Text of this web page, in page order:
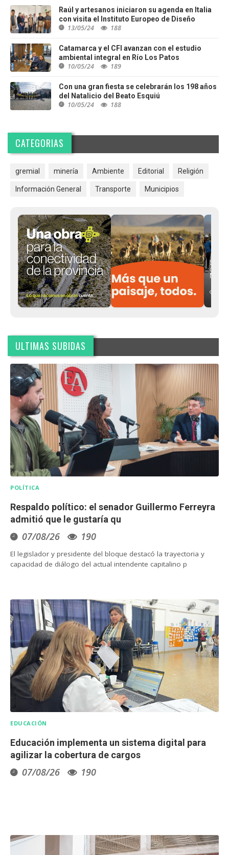
Raúl y artesanos iniciaron su agenda en Italia
con visita el Instituto Europeo de Diseño
13/05/24 188
Catamarca y el CFI avanzan con el estudio
ambiental integral en Río Los Patos
10/05/24 189
Con una gran fiesta se celebrarán los 198 años
del Natalicio del Beato Esquiú
10/05/24 188
CATEGORIAS
gremial minería Ambiente Editorial Religión
Información General Transporte Municipios
ULTIMAS SUBIDAS
POLÍTICA
Respaldo político: el senador Guillermo Ferreyra
admitió que le gustaría qu
07/08/26 190
El legislador y presidente del bloque destacó la trayectoria y
capacidad de diálogo del actual intendente capitalino p
EDUCACIÓN
Educación implementa un sistema digital para
agilizar la cobertura de cargos
07/08/26 190